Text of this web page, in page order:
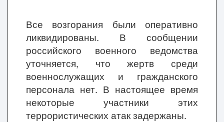
Все возгорания были оперативно
ликвидированы. В сообщении
российского военного ведомства
уточняется, что жертв среди
военнослужащих и гражданского
персонала нет. В настоящее время
некоторые участники этих
террористических атак задержаны.